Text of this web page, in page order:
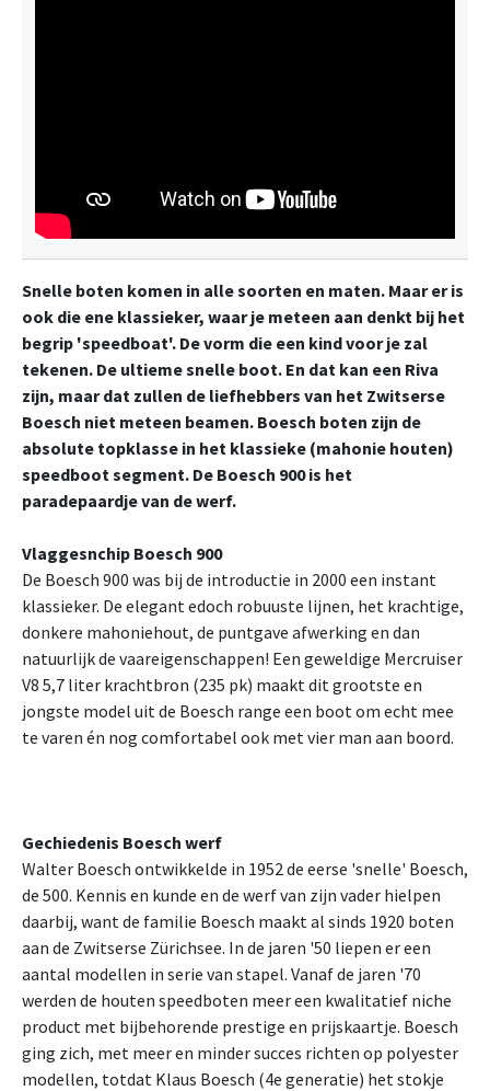
Snelle boten komen in alle soorten en maten. Maar er is
ook die ene klassieker, waar je meteen aan denkt bij het
begrip 'speedboat'. De vorm die een kind voor je zal
tekenen. De ultieme snelle boot. En dat kan een Riva
zijn, maar dat zullen de liefhebbers van het Zwitserse
Boesch niet meteen beamen. Boesch boten zijn de
absolute topklasse in het klassieke (mahonie houten)
speedboot segment. De Boesch 900 is het
paradepaardje van de werf.
Vlaggesnchip Boesch 900
De Boesch 900 was bij de introductie in 2000 een instant
klassieker. De elegant edoch robuuste lijnen, het krachtige,
donkere mahoniehout, de puntgave afwerking en dan
natuurlijk de vaareigenschappen! Een geweldige Mercruiser
V8 5,7 liter krachtbron (235 pk) maakt dit grootste en
jongste model uit de Boesch range een boot om echt mee
te varen én nog comfortabel ook met vier man aan boord.
Gechiedenis Boesch werf
Walter Boesch ontwikkelde in 1952 de eerse 'snelle' Boesch,
de 500. Kennis en kunde en de werf van zijn vader hielpen
daarbij, want de familie Boesch maakt al sinds 1920 boten
aan de Zwitserse Zürichsee. In de jaren '50 liepen er een
aantal modellen in serie van stapel. Vanaf de jaren '70
werden de houten speedboten meer een kwalitatief niche
product met bijbehorende prestige en prijskaartje. Boesch
ging zich, met meer en minder succes richten op polyester
modellen, totdat Klaus Boesch (4e generatie) het stokje